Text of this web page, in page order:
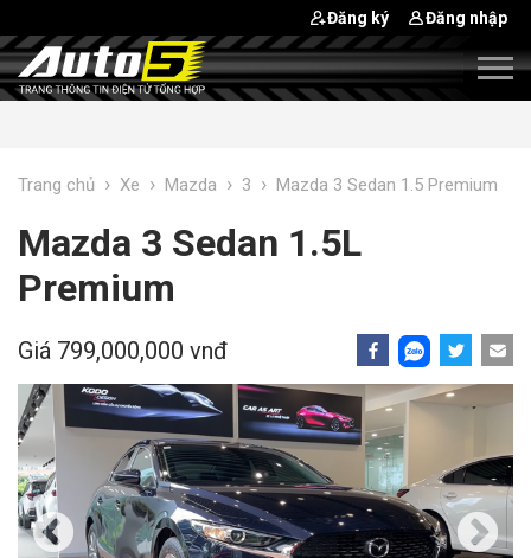
Đăng ký Đăng nhập
Trang chủ › Xe › Mazda › 3 › Mazda 3 Sedan 1.5 Premium
Mazda 3 Sedan 1.5L
Premium
Giá 799,000,000 vnđ